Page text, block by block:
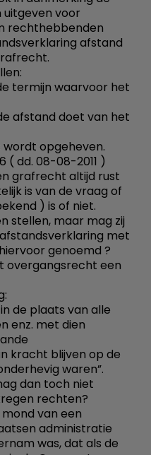
uitgeven voor
rechthebbenden
afstand
termijn waarvoor het
afstand doet van het
opgeheven.
( dd. 08-08-2011 )
grafrecht altijd rust
is van de vraag of
) is of niet.
stellen, maar mag zij
met
genoemd ?
overgangsrecht een
de plaats van alle
enz. met dien
kracht blijven op de
waren”.
dan toch niet
rechten?
van een
administratie
was, dat als de